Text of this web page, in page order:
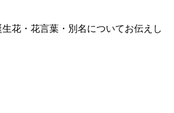
花・花言葉・別名についてお伝えし